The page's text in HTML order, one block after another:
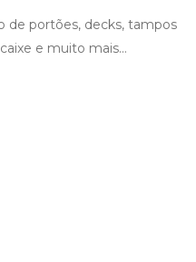
de portões, decks, tampos
e muito mais…